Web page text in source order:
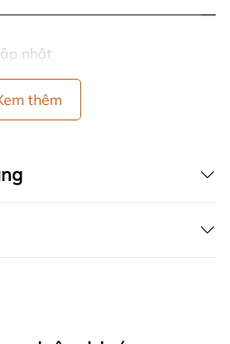
nhật
thêm